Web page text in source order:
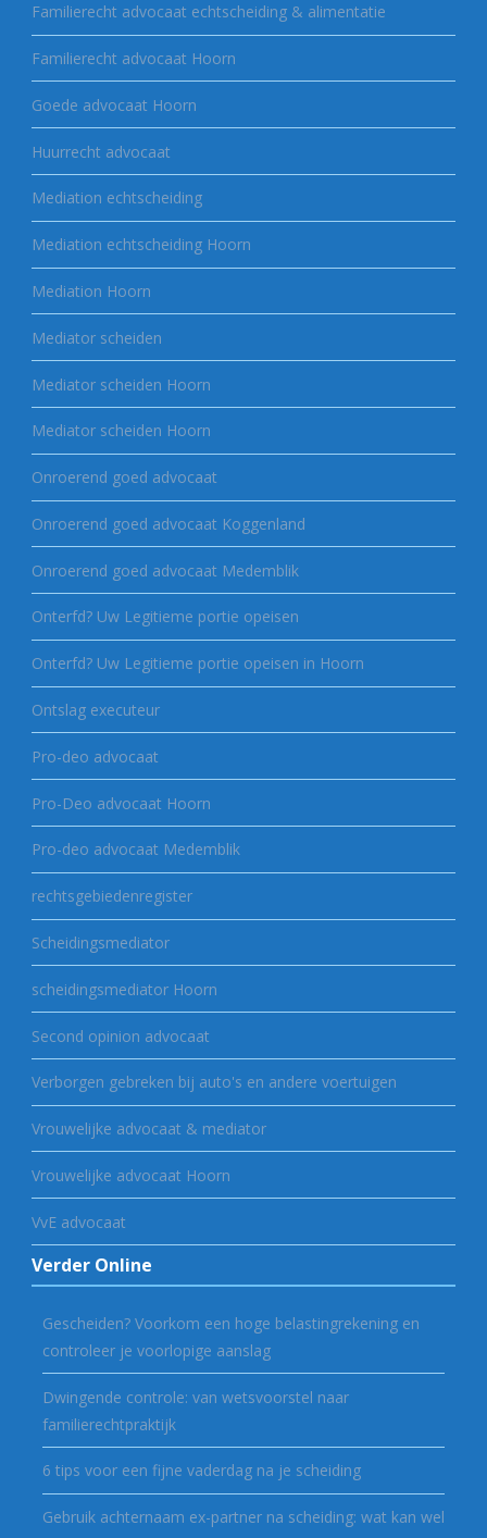
Familierecht advocaat echtscheiding & alimentatie
Familierecht advocaat Hoorn
Goede advocaat Hoorn
Huurrecht advocaat
Mediation echtscheiding
Mediation echtscheiding Hoorn
Mediation Hoorn
Mediator scheiden
Mediator scheiden Hoorn
Mediator scheiden Hoorn
Onroerend goed advocaat
Onroerend goed advocaat Koggenland
Onroerend goed advocaat Medemblik
Onterfd? Uw Legitieme portie opeisen
Onterfd? Uw Legitieme portie opeisen in Hoorn
Ontslag executeur
Pro-deo advocaat
Pro-Deo advocaat Hoorn
Pro-deo advocaat Medemblik
rechtsgebiedenregister
Scheidingsmediator
scheidingsmediator Hoorn
Second opinion advocaat
Verborgen gebreken bij auto's en andere voertuigen
Vrouwelijke advocaat & mediator
Vrouwelijke advocaat Hoorn
VvE advocaat
Verder Online
Gescheiden? Voorkom een hoge belastingrekening en
controleer je voorlopige aanslag
Dwingende controle: van wetsvoorstel naar
familierechtpraktijk
6 tips voor een fijne vaderdag na je scheiding
Gebruik achternaam ex-partner na scheiding: wat kan wel